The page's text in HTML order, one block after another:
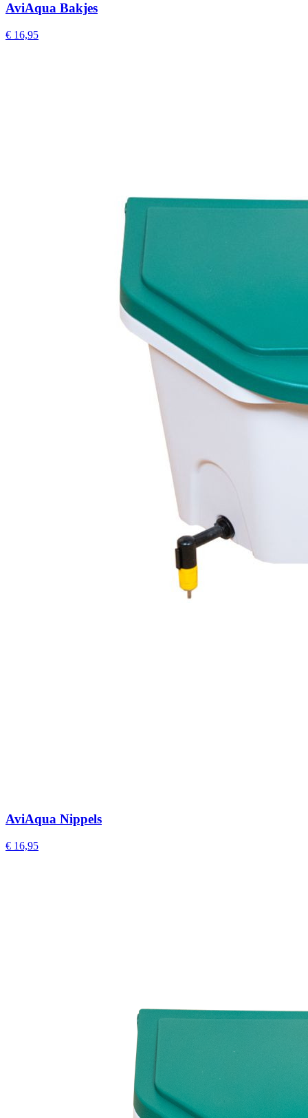
AviAqua Bakjes
€ 16,95
AviAqua Nippels
€ 16,95